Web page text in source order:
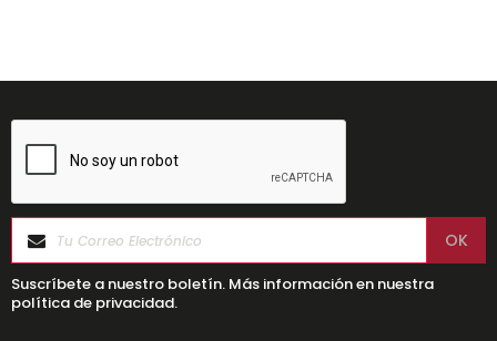
Suscríbete a nuestro boletín. Más información en nuestra
política de privacidad.